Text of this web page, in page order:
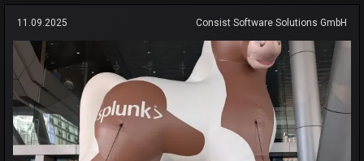
11.09.2025 Consist Software Solutions GmbH